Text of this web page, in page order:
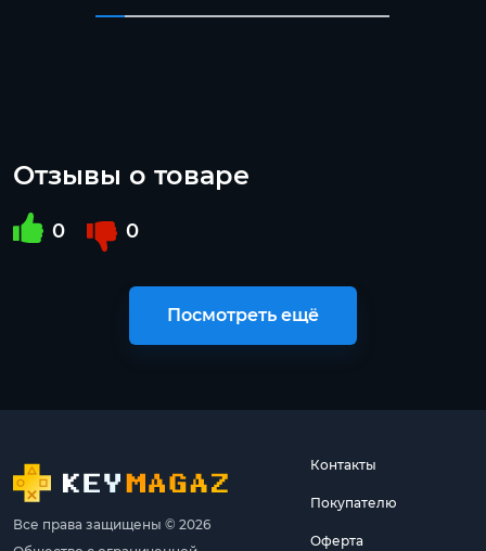
Отзывы о товаре
0 0
Посмотреть ещё
Все права защищены © 2026
Контакты
Покупателю
Оферта